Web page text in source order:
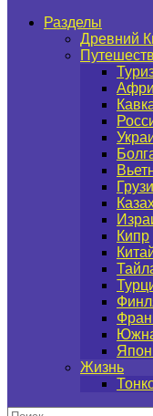
Разделы
Древний
Кипр
Жизнь